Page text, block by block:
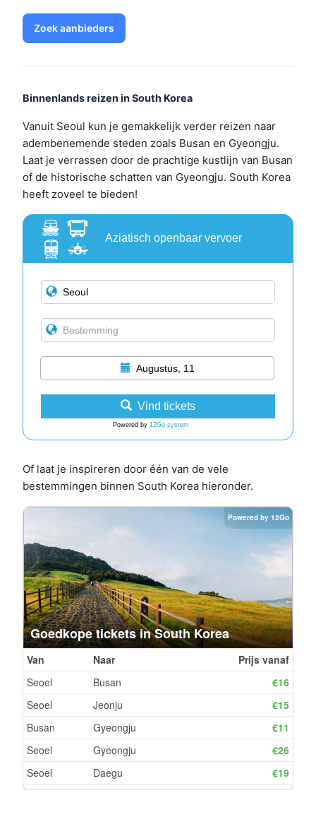
Zoek aanbieders
Binnenlands reizen in South Korea
Vanuit Seoul kun je gemakkelijk verder reizen naar
adembenemende steden zoals Busan en Gyeongju.
Laat je verrassen door de prachtige kustlijn van Busan
of de historische schatten van Gyeongju. South Korea
heeft zoveel te bieden!
Aziatisch openbaar vervoer
Augustus, 11
Vind tickets
Powered by 12Go system
Of laat je inspireren door één van de vele
bestemmingen binnen South Korea hieronder.